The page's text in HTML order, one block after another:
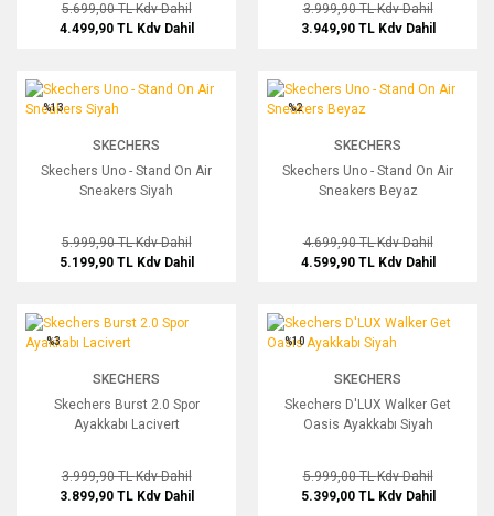
5.699,00 TLKdv Dahil
4.499,90 TL Kdv Dahil
3.999,90 TLKdv Dahil
3.949,90 TL Kdv Dahil
Skechers Uno - Stand On Air Sneakers Siyah
%13
SKECHERS
Skechers Uno - Stand On Air
Sneakers Siyah
5.999,90 TLKdv Dahil
5.199,90 TL Kdv Dahil
Skechers Uno - Stand On Air
%2
SKECHERS
Skechers Uno - Stand On Air
Sneakers Beyaz
4.699,90 TLKdv Dahil
4.599,90 TL Kdv Dahil
Skechers Burst 2.0 Spor Ayakkabı Lacivert
%3
SKECHERS
Skechers Burst 2.0 Spor
Ayakkabı Lacivert
3.999,90 TLKdv Dahil
3.899,90 TL Kdv Dahil
Skechers D'LUX Walker Get Oasis
%10
SKECHERS
Skechers D'LUX Walker Get
Oasis Ayakkabı Siyah
5.999,00 TLKdv Dahil
5.399,00 TL Kdv Dahil